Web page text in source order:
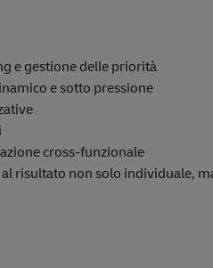
e gestione delle priorità
e sotto pressione
cross-funzionale
risultato non solo individuale,